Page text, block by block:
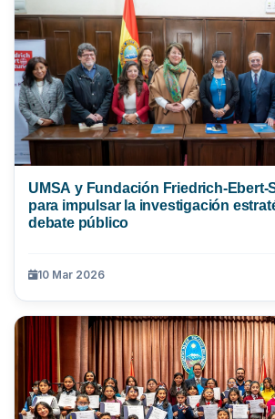
UMSA y Fundación Friedrich-Ebert-
para impulsar la investigación
debate público
10 Mar 2026